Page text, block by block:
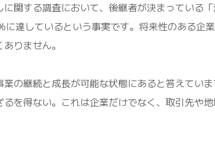
関する調査において、後継者が決まっている
達しているという事実です。将来性のある企
りません。
の継続と成長が可能な状態にあると答えてい
を得ない。これは企業だけでなく、取引先や